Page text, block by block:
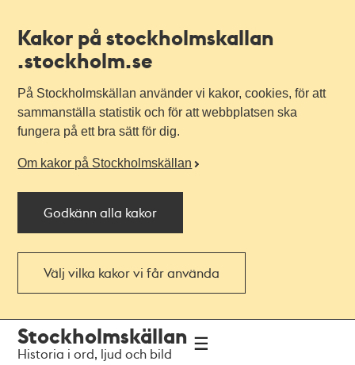
Kakor på stockholmskallan
.stockholm.se
På Stockholmskällan använder vi kakor, cookies, för att
sammanställa statistik och för att webbplatsen ska
fungera på ett bra sätt för dig.
Om kakor på Stockholmskällan
Godkänn alla kakor
Välj vilka kakor vi får använda
navigationen
huvudinnehållet
Stockholmskällan
Historia i ord, ljud och bild